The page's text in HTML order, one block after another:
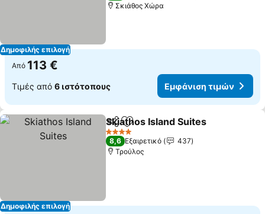
Δημοφιλής επιλογή
Σκιάθος Χώρα
Από 113 €
Τιμές από 6 ιστότοπους Εμφάνιση τιμών
Δημοφιλής επιλογή
Κοινοποίηση
Προσθήκη στα αγαπημένα
Skiathos Island Suites
4 Αστέρια
8,6 Εξαιρετικό
437
Τρούλος